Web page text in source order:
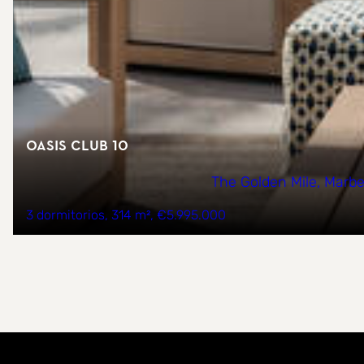
Oasis Club 10
The Golden Mile,
3 dormitorios 314 m² €5.995.000